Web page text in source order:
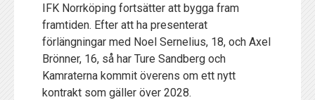
IFK Norrköping fortsätter att bygga fram
framtiden. Efter att ha presenterat
förlängningar med Noel Sernelius, 18, och Axel
Brönner, 16, så har Ture Sandberg och
Kamraterna kommit överens om ett nytt
kontrakt som gäller över 2028.